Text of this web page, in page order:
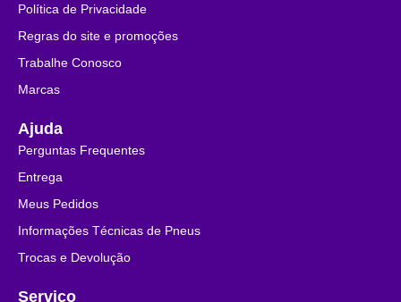
Política de Privacidade
Regras do site e promoções
Trabalhe Conosco
Marcas
Ajuda
Perguntas Frequentes
Entrega
Meus Pedidos
Informações Técnicas de Pneus
Trocas e Devolução
Serviço